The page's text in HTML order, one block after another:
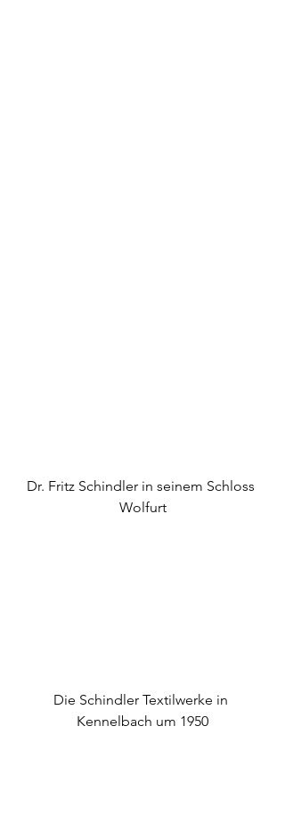
Dr. Fritz Schindler in seinem Schloss
Wolfurt
Die Schindler Textilwerke in
Kennelbach um 1950